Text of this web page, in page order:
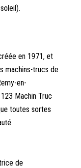
en 1971, et
machins-trucs de
en-
Machin Truc
toutes sortes
de